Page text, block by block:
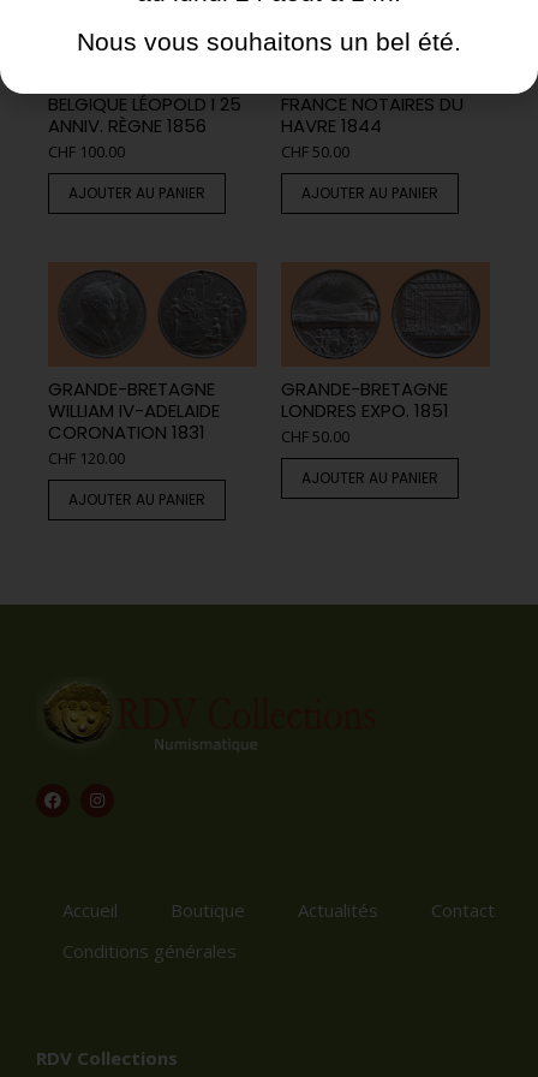
BELGIQUE LÉOPOLD I 25
ANNIV. RÈGNE 1856
CHF 100.00
AJOUTER AU PANIER
FRANCE NOTAIRES DU
HAVRE 1844
CHF 50.00
AJOUTER AU PANIER
GRANDE-BRETAGNE
WILLIAM IV-ADELAIDE
CORONATION 1831
CHF 120.00
AJOUTER AU PANIER
GRANDE-BRETAGNE
LONDRES EXPO. 1851
CHF 50.00
AJOUTER AU PANIER
Accueil Boutique Actualités
Contact
Conditions générales
RDV Collections
Nous vous souhaitons un bel été.